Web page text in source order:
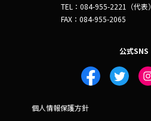
TEL：084-955-2221（代表）
FAX：084-955-2065
公式SNS
個人情報保護方針